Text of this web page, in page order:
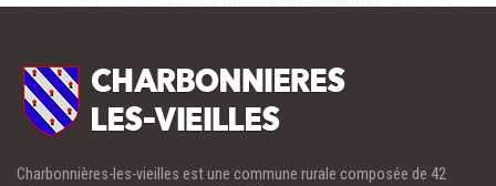
Charbonnières-les-vieilles est une commune rurale composée de 42